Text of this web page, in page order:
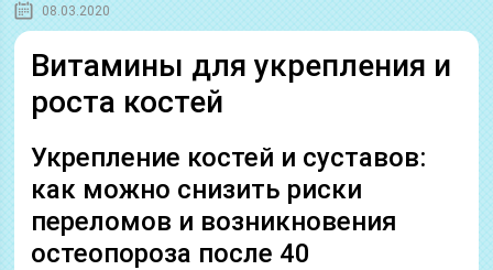
08.03.2020
Витамины для укрепления и
роста костей
Укрепление костей и суставов:
как можно снизить риски
переломов и возникновения
остеопороза после 40